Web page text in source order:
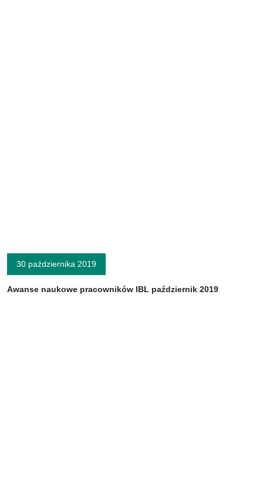
30 października 2019
Awanse naukowe pracowników IBL październik 2019